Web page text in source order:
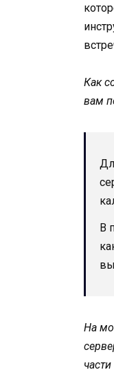
Как
вам
В
На